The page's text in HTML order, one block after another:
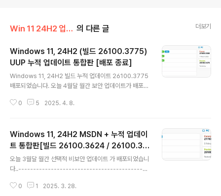
Win 11 24H2 업데이트 통합판 의 다른 글 더보기
Windows 11, 24H2 (빌드 26100.3775)
UUP 누적 업데이트 통합판 [배포 종료]
Windows 11, 24H2 빌드 누적 업데이트 26100.3775
배포되었습니다. 오늘 4월달 월간 보안 업데이트가 배포되
-----------------------------------------------
(보안 / 비보안 업데이트) --- 자동 업데이트 (이전 업데이
트 모두 포함)선택적 비보안 업데이트 : 매월 네번째 수요일
(비보안 버그 수정 업데이트) --- 자동 업데이트 [선택적
업데이트] 항목에 나타남 (Windows 10 20H2 및 21H2
0 5 2025. 4. 8.
Windows 11, 24H2 MSDN + 누적 업데이
트 통합판[빌드 26100.3624 / 26100.36
24 LTSC] 7in1 3in1 [배포 종료]
오늘 3월달 월간 선택적 비보안 업데이트 가 배포되었습니
다..--------------------------------------------
-----------------------------------------------
0 1 2025. 3. 28.